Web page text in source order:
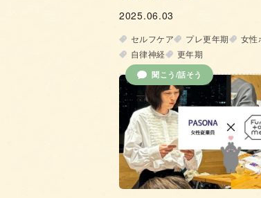
2025.06.03
セルフケア プレ更年期
女性
自律神経
更年期
聞こう/話そう